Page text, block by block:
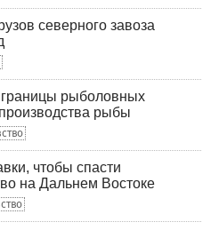
северного завоза
рыболовных
рыбы
чтобы спасти
на Дальнем Востоке